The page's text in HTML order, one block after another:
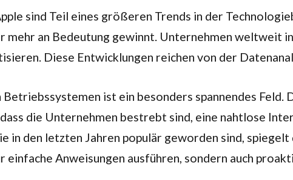
sind Teil eines größeren Trends in der
mehr an Bedeutung gewinnt. Unternehmen weltweit
Diese Entwicklungen reichen von der
Betriebssystemen ist ein besonders spannendes
dass die Unternehmen bestrebt sind, eine nahtlose
in den letzten Jahren populär geworden sind,
einfache Anweisungen ausführen, sondern auch